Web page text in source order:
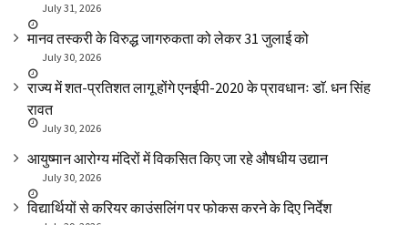
July 31, 2026
मानव तस्करी के विरुद्ध जागरुकता को लेकर 31 जुलाई को
July 30, 2026
राज्य में शत-प्रतिशत लागू होंगे एनईपी-2020 के प्रावधानः डाॅ. धन सिंह
रावत
July 30, 2026
आयुष्मान आरोग्य मंदिरों में विकसित किए जा रहे औषधीय उद्यान
July 30, 2026
विद्यार्थियों से करियर काउंसलिंग पर फोकस करने के दिए निर्देश